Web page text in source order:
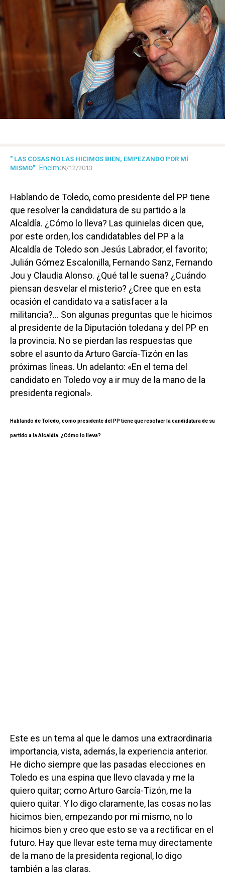
" LAS COSAS NO LAS HICIMOS BIEN, EMPEZANDO POR MÍ
MISMO" Enclm09/12/2013
Hablando de Toledo, como presidente del PP tiene
que resolver la candidatura de su partido a la
Alcaldía. ¿Cómo lo lleva? Las quinielas dicen que,
por este orden, los candidatables del PP a la
Alcaldía de Toledo son Jesús Labrador, el favorito;
Julián Gómez Escalonilla, Fernando Sanz, Fernando
Jou y Claudia Alonso. ¿Qué tal le suena? ¿Cuándo
piensan desvelar el misterio? ¿Cree que en esta
ocasión el candidato va a satisfacer a la
militancia?… Son algunas preguntas que le hicimos
al presidente de la Diputación toledana y del PP en
la provincia. No se pierdan las respuestas que
sobre el asunto da Arturo García-Tizón en las
próximas líneas. Un adelanto: «En el tema del
candidato en Toledo voy a ir muy de la mano de la
presidenta regional».
Hablando de Toledo, como presidente del PP tiene que resolver la candidatura de su
partido a la Alcaldía. ¿Cómo lo lleva?
Este es un tema al que le damos una extraordinaria
importancia, vista, además, la experiencia anterior.
He dicho siempre que las pasadas elecciones en
Toledo es una espina que llevo clavada y me la
quiero quitar; como Arturo García-Tizón, me la
quiero quitar. Y lo digo claramente, las cosas no las
hicimos bien, empezando por mí mismo, no lo
hicimos bien y creo que esto se va a rectificar en el
futuro. Hay que llevar este tema muy directamente
de la mano de la presidenta regional, lo digo
también a las claras.